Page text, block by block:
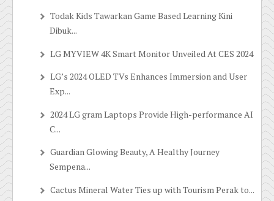
Todak Kids Tawarkan Game Based Learning Kini
Dibuk...
LG MYVIEW 4K Smart Monitor Unveiled At CES 2024
LG’s 2024 OLED TVs Enhances Immersion and User
Exp...
2024 LG gram Laptops Provide High-performance AI
C...
Guardian Glowing Beauty, A Healthy Journey
Sempena...
Cactus Mineral Water Ties up with Tourism Perak to...